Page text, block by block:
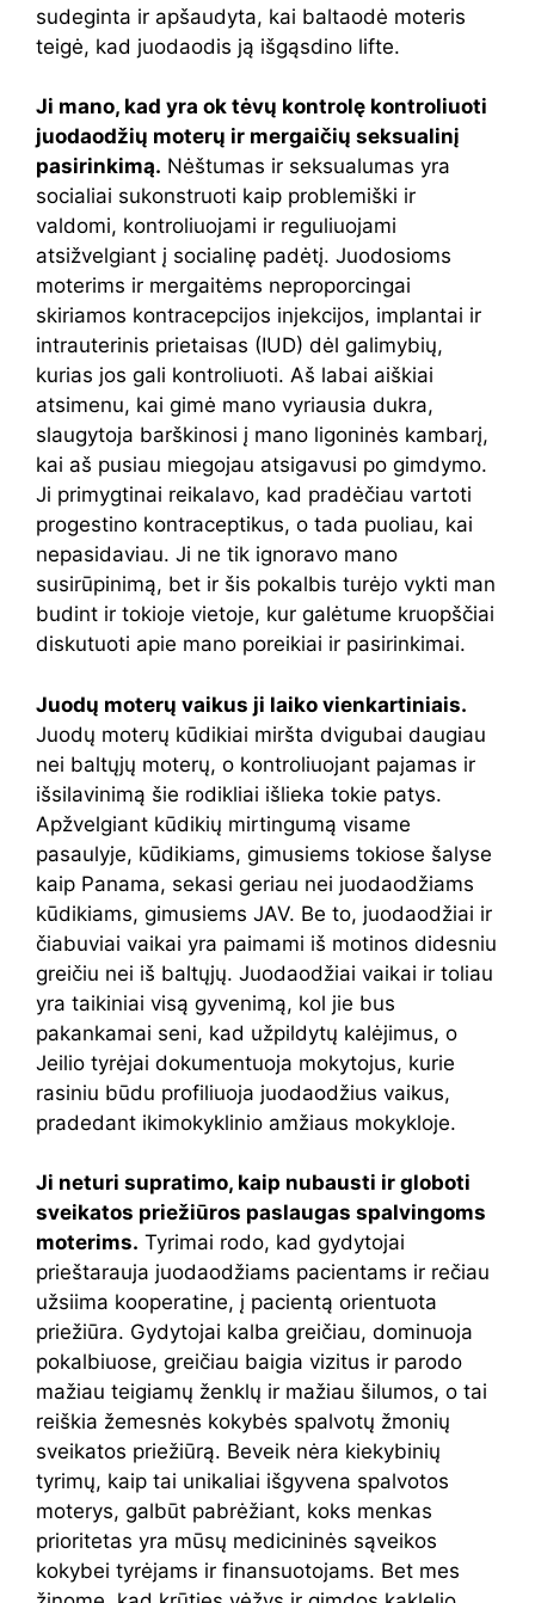
sudeginta ir apšaudyta, kai baltaodė moteris
teigė, kad juodaodis ją išgąsdino lifte.
Ji mano, kad yra ok tėvų kontrolę kontroliuoti
juodaodžių moterų ir mergaičių seksualinį
pasirinkimą. Nėštumas ir seksualumas yra
socialiai sukonstruoti kaip problemiški ir
valdomi, kontroliuojami ir reguliuojami
atsižvelgiant į socialinę padėtį. Juodosioms
moterims ir mergaitėms neproporcingai
skiriamos kontracepcijos injekcijos, implantai ir
intrauterinis prietaisas (IUD) dėl galimybių,
kurias jos gali kontroliuoti. Aš labai aiškiai
atsimenu, kai gimė mano vyriausia dukra,
slaugytoja barškinosi į mano ligoninės kambarį,
kai aš pusiau miegojau atsigavusi po gimdymo.
Ji primygtinai reikalavo, kad pradėčiau vartoti
progestino kontraceptikus, o tada puoliau, kai
nepasidaviau. Ji ne tik ignoravo mano
susirūpinimą, bet ir šis pokalbis turėjo vykti man
budint ir tokioje vietoje, kur galėtume kruopščiai
diskutuoti apie mano poreikiai ir pasirinkimai.
Juodų moterų vaikus ji laiko vienkartiniais.
Juodų moterų kūdikiai miršta dvigubai daugiau
nei baltųjų moterų, o kontroliuojant pajamas ir
išsilavinimą šie rodikliai išlieka tokie patys.
Apžvelgiant kūdikių mirtingumą visame
pasaulyje, kūdikiams, gimusiems tokiose šalyse
kaip Panama, sekasi geriau nei juodaodžiams
kūdikiams, gimusiems JAV. Be to, juodaodžiai ir
čiabuviai vaikai yra paimami iš motinos didesniu
greičiu nei iš baltųjų. Juodaodžiai vaikai ir toliau
yra taikiniai visą gyvenimą, kol jie bus
pakankamai seni, kad užpildytų kalėjimus, o
Jeilio tyrėjai dokumentuoja mokytojus, kurie
rasiniu būdu profiliuoja juodaodžius vaikus,
pradedant ikimokyklinio amžiaus mokykloje.
Ji neturi supratimo, kaip nubausti ir globoti
sveikatos priežiūros paslaugas spalvingoms
moterims. Tyrimai rodo, kad gydytojai
prieštarauja juodaodžiams pacientams ir rečiau
užsiima kooperatine, į pacientą orientuota
priežiūra. Gydytojai kalba greičiau, dominuoja
pokalbiuose, greičiau baigia vizitus ir parodo
mažiau teigiamų ženklų ir mažiau šilumos, o tai
reiškia žemesnės kokybės spalvotų žmonių
sveikatos priežiūrą. Beveik nėra kiekybinių
tyrimų, kaip tai unikaliai išgyvena spalvotos
moterys, galbūt pabrėžiant, koks menkas
prioritetas yra mūsų medicininės sąveikos
kokybei tyrėjams ir finansuotojams. Bet mes